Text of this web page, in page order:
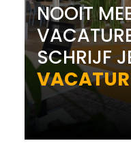
NOOIT
SCHRIJF